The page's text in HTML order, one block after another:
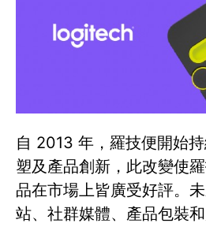
自 2013 年，羅技便開始
塑及產品創新，此改變使
品在市場上皆廣受好評。
站、社群媒體、產品包裝